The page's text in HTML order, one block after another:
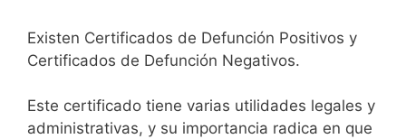
Existen Certificados de Defunción Positivos y
Certificados de Defunción Negativos.
Este certificado tiene varias utilidades legales y
administrativas, y su importancia radica en que